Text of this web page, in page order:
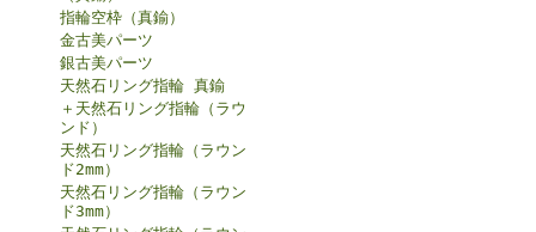
指輪空枠（真鍮）
金古美パーツ
銀古美パーツ
天然石リング指輪 真鍮
＋天然石リング指輪（ラウ
ンド）
天然石リング指輪（ラウン
ド2mm）
天然石リング指輪（ラウン
ド3mm）